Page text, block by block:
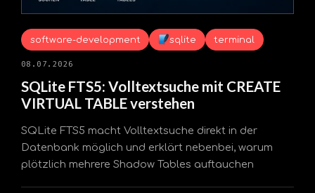
software-development sqlite terminal
08.07.2026
SQLite FTS5: Volltextsuche mit CREATE
VIRTUAL TABLE verstehen
SQLite FTS5 macht Volltextsuche direkt in der
Datenbank möglich und erklärt nebenbei, warum
plötzlich mehrere Shadow Tables auftauchen